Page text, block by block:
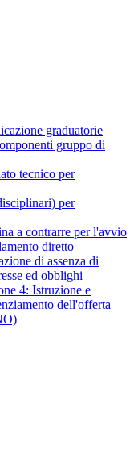
graduatorie
gruppo di
tecnico per
per
a contrarre per l'avvio
diretto
di assenza di
ed obblighi
4: Istruzione e
dell'offerta